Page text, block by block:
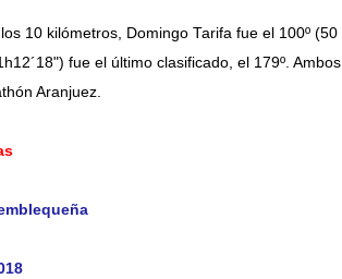
10 kilómetros, Domingo Tarifa fue el 100º (50
fue el último clasificado, el 179º. Ambos
Aranjuez.